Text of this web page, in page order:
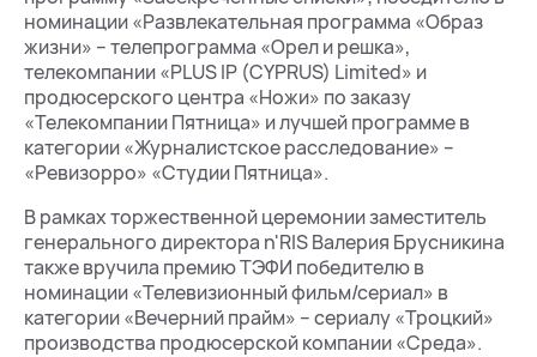
номинации «Развлекательная программа «Образ
жизни» – телепрограмма «Орел и решка»,
телекомпании «PLUS IP (CYPRUS) Limited» и
продюсерского центра «Ножи» по заказу
«Телекомпании Пятница» и лучшей программе в
категории «Журналистское расследование» –
«Ревизорро» «Студии Пятница».
В рамках торжественной церемонии заместитель
генерального директора n'RIS Валерия Брусникина
также вручила премию ТЭФИ победителю в
номинации «Телевизионный фильм/сериал» в
категории «Вечерний прайм» – сериалу «Троцкий»
производства продюсерской компании «Среда».